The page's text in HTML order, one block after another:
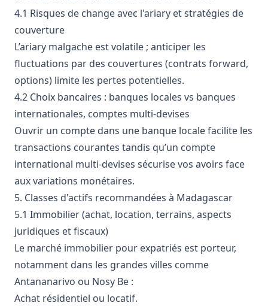
4.1 Risques de change avec l'ariary et stratégies de
couverture
L’ariary malgache est volatile ; anticiper les
fluctuations par des couvertures (contrats forward,
options) limite les pertes potentielles.
4.2 Choix bancaires : banques locales vs banques
internationales, comptes multi-devises
Ouvrir un compte dans une banque locale facilite les
transactions courantes tandis qu’un compte
international multi-devises sécurise vos avoirs face
aux variations monétaires.
5. Classes d'actifs recommandées à Madagascar
5.1 Immobilier (achat, location, terrains, aspects
juridiques et fiscaux)
Le marché immobilier pour expatriés est porteur,
notamment dans les grandes villes comme
Antananarivo ou Nosy Be :
Achat résidentiel ou locatif.